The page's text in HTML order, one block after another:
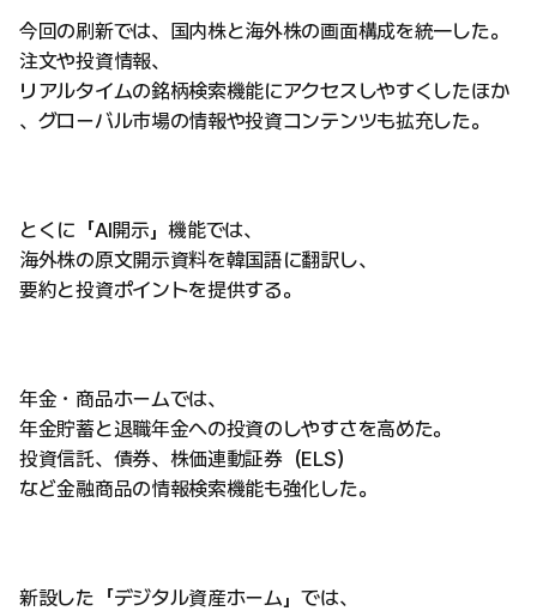
今回の刷新では、国内株と海外株の画面構成を統一した。
注文や投資情報、
リアルタイムの銘柄検索機能にアクセスしやすくしたほか
、グローバル市場の情報や投資コンテンツも拡充した。
とくに「AI開示」機能では、
海外株の原文開示資料を韓国語に翻訳し、
要約と投資ポイントを提供する。
年金・商品ホームでは、
年金貯蓄と退職年金への投資のしやすさを高めた。
投資信託、債券、株価連動証券（ELS）
など金融商品の情報検索機能も強化した。
新設した「デジタル資産ホーム」では、